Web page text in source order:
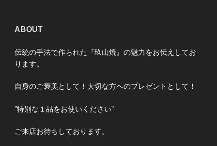
ABOUT
伝統の手法で作られた『玖山焼』の魅力をお伝えしてお
ります。
自身のご褒美として！大切な方へのプレゼントとして！
”特別な１品をお使いください”
ご来店お待ちしております。